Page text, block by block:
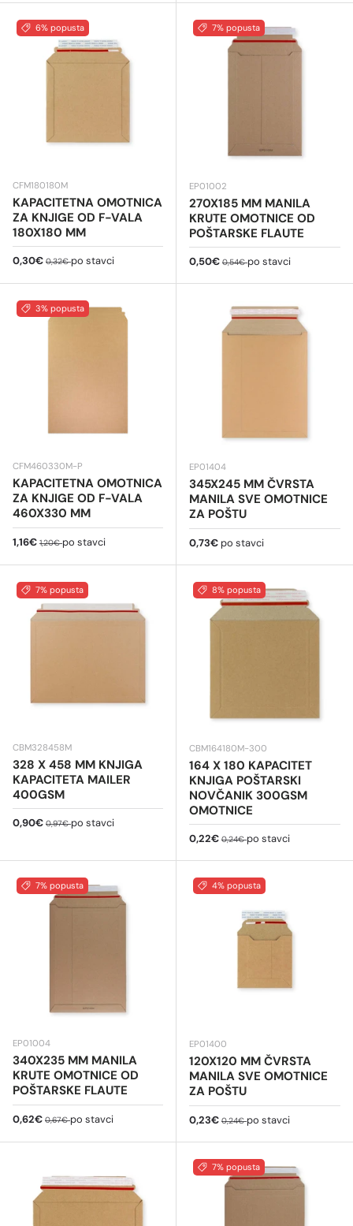
6% popusta
CFM180180M
KAPACITETNA OMOTNICA
ZA KNJIGE OD F-VALA
180X180 MM
Cijena na sniženju
0,30€ Redovna cijena
0,32€po stavci
7% popusta
EP01002
270X185 MM MANILA
KRUTE OMOTNICE OD
POŠTARSKE FLAUTE
Cijena na sniženju
0,50€ Redovna cijena
0,54€po stavci
3% popusta
CFM460330M-P
KAPACITETNA OMOTNICA
ZA KNJIGE OD F-VALA
460X330 MM
Cijena na sniženju
1,16€ Redovna cijena
1,20€po stavci
EP01404
345X245 MM ČVRSTA
MANILA SVE OMOTNICE
ZA POŠTU
Redovna cijena
0,73€ po stavci
7% popusta
CBM328458M
328 X 458 MM KNJIGA
KAPACITETA MAILER
400GSM
Cijena na sniženju
0,90€ Redovna cijena
0,97€po stavci
8% popusta
CBM164180M-300
164 X 180 KAPACITET
KNJIGA POŠTARSKI
NOVČANIK 300GSM
OMOTNICE
Cijena na sniženju
0,22€ Redovna cijena
0,24€po stavci
7% popusta
EP01004
340X235 MM MANILA
KRUTE OMOTNICE OD
POŠTARSKE FLAUTE
Cijena na sniženju
0,62€ Redovna cijena
0,67€po stavci
4% popusta
EP01400
120X120 MM ČVRSTA
MANILA SVE OMOTNICE
ZA POŠTU
Cijena na sniženju
0,23€ Redovna cijena
0,24€po stavci
7% popusta